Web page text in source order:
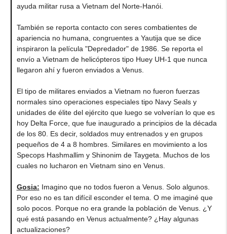
ayuda militar rusa a Vietnam del Norte-Hanói.
También se reporta contacto con seres combatientes de
apariencia no humana, congruentes a Yautija que se dice
inspiraron la película "Depredador" de 1986. Se reporta el
envío a Vietnam de helicópteros tipo Huey UH-1 que nunca
llegaron ahí y fueron enviados a Venus.
El tipo de militares enviados a Vietnam no fueron fuerzas
normales sino operaciones especiales tipo Navy Seals y
unidades de élite del ejército que luego se volverían lo que es
hoy Delta Force, que fue inaugurado a principios de la década
de los 80. Es decir, soldados muy entrenados y en grupos
pequeños de 4 a 8 hombres. Similares en movimiento a los
Specops Hashmallim y Shinonim de Taygeta. Muchos de los
cuales no lucharon en Vietnam sino en Venus.
Gosia: Imagino que no todos fueron a Venus. Solo algunos.
Por eso no es tan difícil esconder el tema. O me imaginé que
solo pocos. Porque no era grande la población de Venus. ¿Y
qué está pasando en Venus actualmente? ¿Hay algunas
actualizaciones?